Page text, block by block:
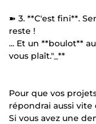
➽ 3. **C'est fini**.
reste !
... Et un **boulot**
vous plaît."_**
Pour que vos
répondrai aussi
Si vous avez une